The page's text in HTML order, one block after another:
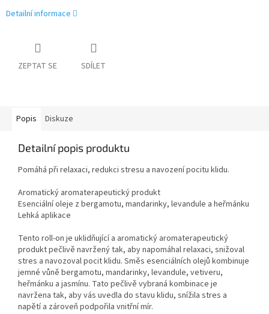
Detailní informace
ZEPTAT SE SDÍLET
Popis Diskuze
Detailní popis produktu
Pomáhá při relaxaci, redukci stresu a navození pocitu klidu.
Aromatický aromaterapeutický produkt
Esenciální oleje z bergamotu, mandarinky, levandule a heřmánku
Lehká aplikace
Tento roll-on je uklidňující a aromatický aromaterapeutický
produkt pečlivě navržený tak, aby napomáhal relaxaci, snižoval
stres a navozoval pocit klidu. Směs esenciálních olejů kombinuje
jemné vůně bergamotu, mandarinky, levandule, vetiveru,
heřmánku a jasmínu. Tato pečlivě vybraná kombinace je
navržena tak, aby vás uvedla do stavu klidu, snížila stres a
napětí a zároveň podpořila vnitřní mír.